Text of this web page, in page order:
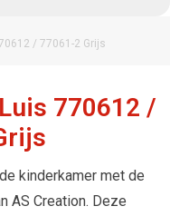
/ 77061-2 Grijs
770612 /
kinderkamer met de
AS Creation. Deze